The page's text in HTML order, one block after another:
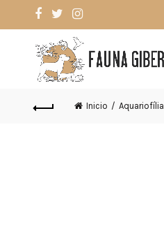
Inicio Aquariofília